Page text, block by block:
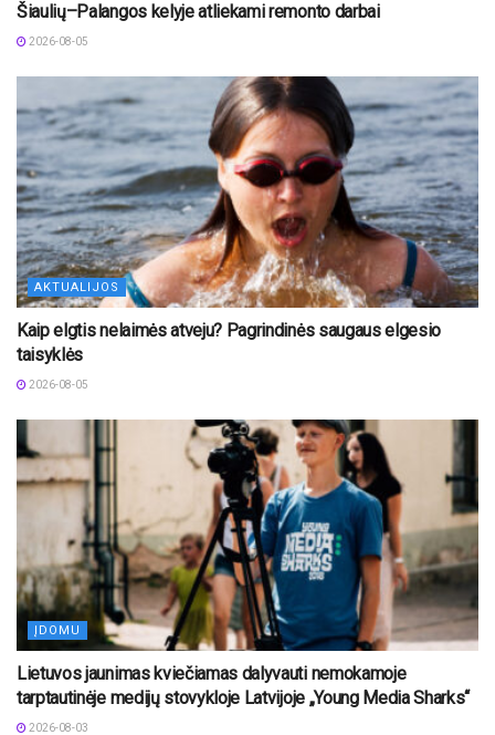
Šiaulių–Palangos kelyje atliekami remonto darbai
2026-08-05
AKTUALIJOS
Kaip elgtis nelaimės atveju? Pagrindinės saugaus elgesio
taisyklės
2026-08-05
ĮDOMU
Lietuvos jaunimas kviečiamas dalyvauti nemokamoje
tarptautinėje medijų stovykloje Latvijoje „Young Media Sharks“
2026-08-03